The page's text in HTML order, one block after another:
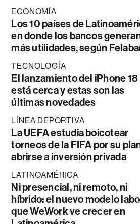
ECONOMÍA
Los 10 países de
en donde los bancos
más utilidades, según
TECNOLOGÍA
El lanzamiento del iPhone 18
está cerca y estas son las
últimas novedades
LÍNEA DEPORTIVA
La UEFA estudia boicotear
torneos de la FIFA por su
abrirse a inversión privada
LATINOAMÉRICA
Ni presencial, ni remoto, ni
híbrido: el nuevo modelo
que WeWork ve crecer en